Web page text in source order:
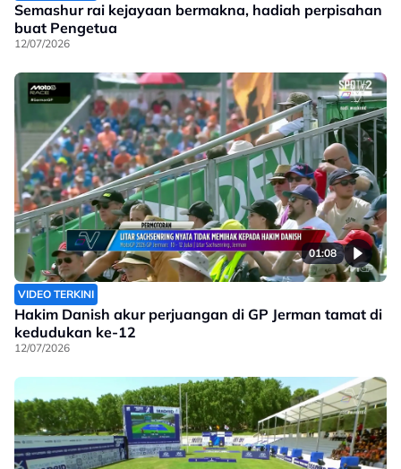
Semashur rai kejayaan bermakna, hadiah perpisahan
buat Pengetua
12/07/2026
01:08
VIDEO TERKINI
Hakim Danish akur perjuangan di GP Jerman tamat di
kedudukan ke-12
12/07/2026